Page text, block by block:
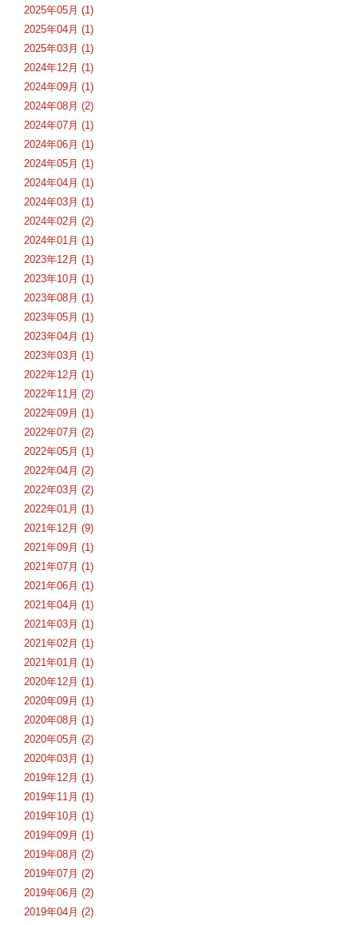
2025年05月 (1)
2025年04月 (1)
2025年03月 (1)
2024年12月 (1)
2024年09月 (1)
2024年08月 (2)
2024年07月 (1)
2024年06月 (1)
2024年05月 (1)
2024年04月 (1)
2024年03月 (1)
2024年02月 (2)
2024年01月 (1)
2023年12月 (1)
2023年10月 (1)
2023年08月 (1)
2023年05月 (1)
2023年04月 (1)
2023年03月 (1)
2022年12月 (1)
2022年11月 (2)
2022年09月 (1)
2022年07月 (2)
2022年05月 (1)
2022年04月 (2)
2022年03月 (2)
2022年01月 (1)
2021年12月 (9)
2021年09月 (1)
2021年07月 (1)
2021年06月 (1)
2021年04月 (1)
2021年03月 (1)
2021年02月 (1)
2021年01月 (1)
2020年12月 (1)
2020年09月 (1)
2020年08月 (1)
2020年05月 (2)
2020年03月 (1)
2019年12月 (1)
2019年11月 (1)
2019年10月 (1)
2019年09月 (1)
2019年08月 (2)
2019年07月 (2)
2019年06月 (2)
2019年04月 (2)